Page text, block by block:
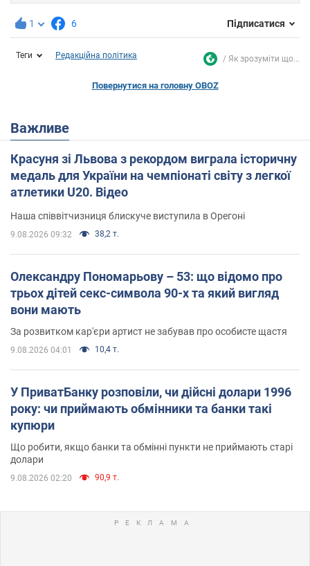
1 6 Підписатися
Теги Редакційна політика Як зрозуміти що...
Повернутися на головну OBOZ
Важливе
Красуня зі Львова з рекордом виграла історичну
медаль для України на чемпіонаті світу з легкої
атлетики U20. Відео
Наша співвітчизниця блискуче виступила в Орегоні
9.08.2026 09:32 38,2 т.
Олександру Пономарьову – 53: що відомо про
трьох дітей секс-символа 90-х та який вигляд
вони мають
За розвитком кар'єри артист не забував про особисте щастя
9.08.2026 04:01 10,4 т.
У ПриватБанку розповіли, чи дійсні долари 1996
року: чи приймають обмінники та банки такі
купюри
Що робити, якщо банки та обмінні пункти не приймають старі
долари
9.08.2026 02:20 90,9 т.